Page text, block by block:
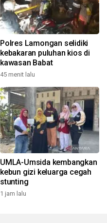
Polres Lamongan selidiki
kebakaran puluhan kios di
kawasan Babat
45 menit lalu
UMLA-Umsida kembangkan
kebun gizi keluarga cegah
stunting
1 jam lalu